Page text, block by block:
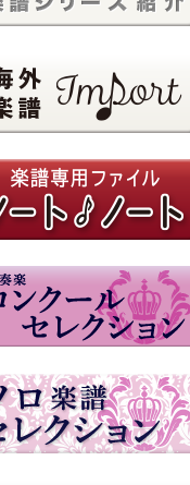
高山市民吹奏楽団